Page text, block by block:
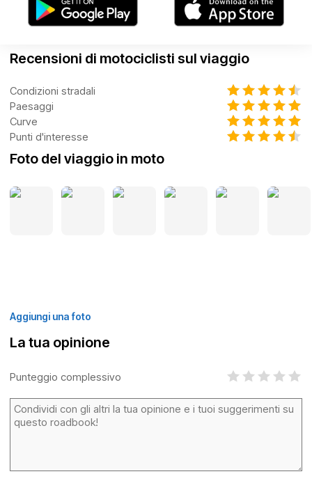
Recensioni di motociclisti sul viaggio
Condizioni stradali
Paesaggi
Curve
Punti d'interesse
Foto del viaggio in moto
Aggiungi una foto
La tua opinione
Punteggio complessivo